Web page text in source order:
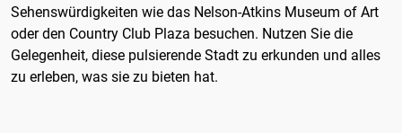
Sehenswürdigkeiten wie das Nelson-Atkins Museum of Art
oder den Country Club Plaza besuchen. Nutzen Sie die
Gelegenheit, diese pulsierende Stadt zu erkunden und alles
zu erleben, was sie zu bieten hat.